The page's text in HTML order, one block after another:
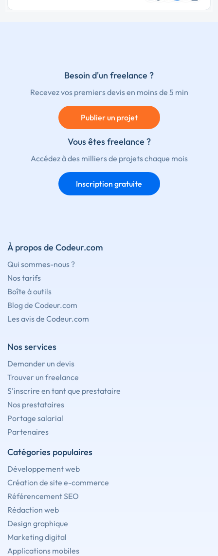
Besoin d'un freelance ?
Recevez vos premiers devis en moins de 5 min
Publier un projet
Vous êtes freelance ?
Accédez à des milliers de projets chaque mois
Inscription gratuite
À propos de Codeur.com
Qui sommes-nous ?
Nos tarifs
Boîte à outils
Blog de Codeur.com
Les avis de Codeur.com
Nos services
Demander un devis
Trouver un freelance
S'inscrire en tant que prestataire
Nos prestataires
Portage salarial
Partenaires
Catégories populaires
Développement web
Création de site e-commerce
Référencement SEO
Rédaction web
Design graphique
Marketing digital
Applications mobiles